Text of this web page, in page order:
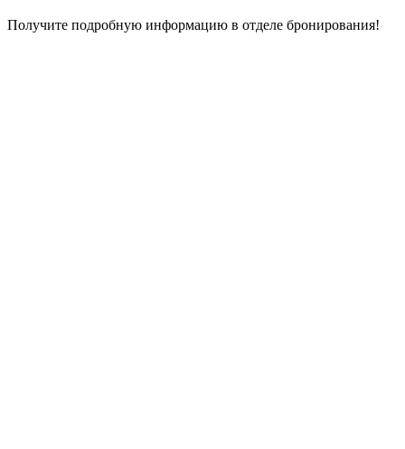
Получите подробную информацию в отделе бронирования!